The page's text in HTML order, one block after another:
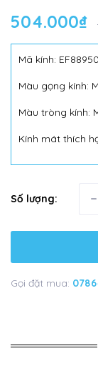
504.000₫
Mã kính:
Màu gọng kính:
Màu tròng kính:
Kính mát thích
Số lượng: -
Gọi đặt mua: